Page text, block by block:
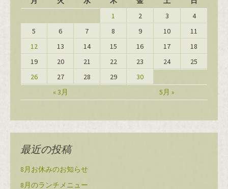
« 3月 5月 »
1 2 3
4
5
6 7 8 9 10
11
12
13 14 15 16 17
18
19
20 21 22 23 24
25
26
27 28 29 30
最近の投稿
8月お休みのお知らせ
8月のランチメニュー